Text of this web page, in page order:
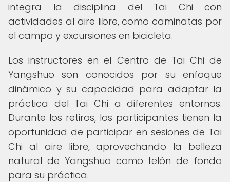
integra la disciplina del Tai Chi con
actividades al aire libre, como caminatas por
el campo y excursiones en bicicleta.
Los instructores en el Centro de Tai Chi de
Yangshuo son conocidos por su enfoque
dinámico y su capacidad para adaptar la
práctica del Tai Chi a diferentes entornos.
Durante los retiros, los participantes tienen la
oportunidad de participar en sesiones de Tai
Chi al aire libre, aprovechando la belleza
natural de Yangshuo como telón de fondo
para su práctica.